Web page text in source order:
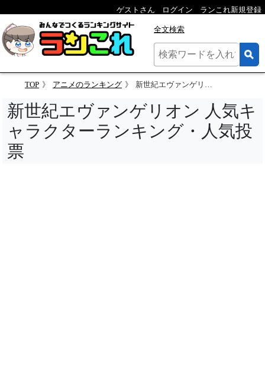
ゲストさん ログイン ランこれ新規登録
全文検索
TOP アニメのランキング 新世紀エヴァンゲリオン 人気キャラクターランキング
新世紀エヴァンゲリオン 人気キ
ャラクターランキング・人気投
票